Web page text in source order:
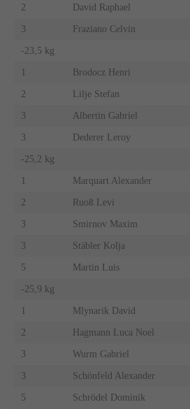
2 David Raphael
3 Fraziano Celvin
-23,5 kg
Brodocz Henri
2 Lilje Stefan
3 Albertin Gabriel
3 Dederer Leroy
-25,2 kg
1 Marquart Alexander
2 Ruoß Levi
3 Smirnov Maxim
3 Stäbler Kolja
5 Martin Luis
-25,9 kg
1 Mlynarik David
2 Hagmann Luca Noel
3 Wurm Gabriel
3 Schönfeld Alexander
5 Schrödel Dominik